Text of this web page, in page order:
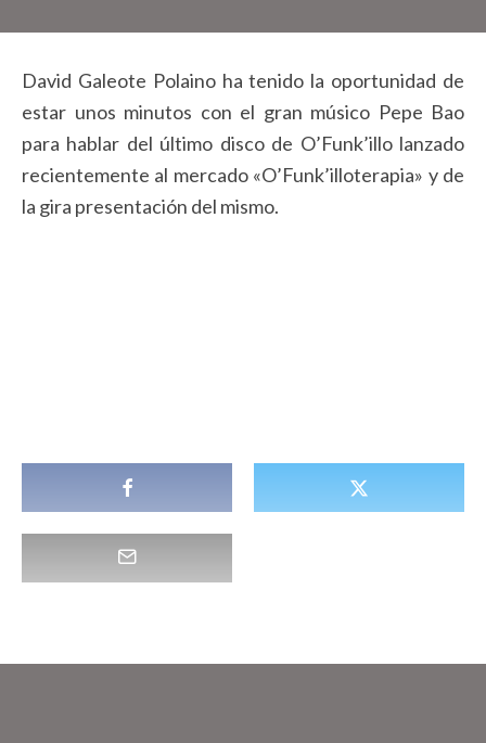
David Galeote Polaino ha tenido la oportunidad de
estar unos minutos con el gran músico Pepe Bao
para hablar del último disco de O’Funk’illo lanzado
recientemente al mercado «O’Funk’illoterapia» y de
la gira presentación del mismo.